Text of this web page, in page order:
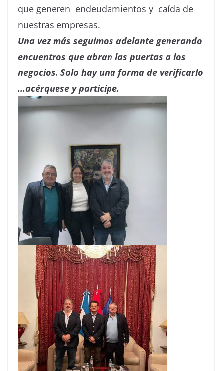
que generen endeudamientos y caída de
nuestras empresas.
Una vez más seguimos adelante generando
encuentros que abran las puertas a los
negocios. Solo hay una forma de verificarlo
…acérquese y participe.